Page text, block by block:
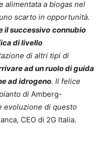
alimentata a biogas nel
scarto in opportunità.
il successivo connubio
di livello
di altri tipi di
ad un ruolo di guida
ad idrogeno. Il felice
di Amberg-
evoluzione di questo
CEO di 2G Italia.